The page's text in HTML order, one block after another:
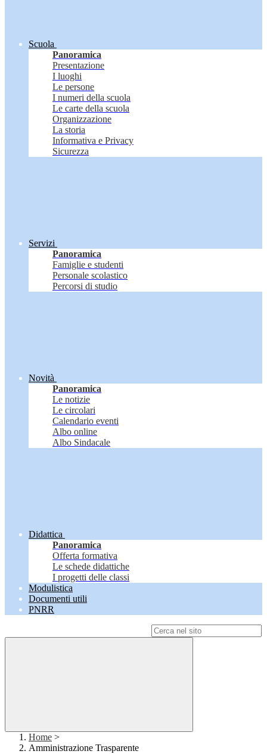
Scuola
Panoramica
Presentazione
I luoghi
Le persone
I numeri della scuola
Le carte della scuola
Organizzazione
La storia
Informativa e Privacy
Sicurezza
Servizi
Panoramica
Famiglie e studenti
Personale scolastico
Percorsi di studio
Novità
Panoramica
Le notizie
Le circolari
Calendario eventi
Albo online
Albo Sindacale
Didattica
Panoramica
Offerta formativa
Le schede didattiche
I progetti delle classi
Modulistica
Documenti utili
PNRR
Home >
Amministrazione Trasparente